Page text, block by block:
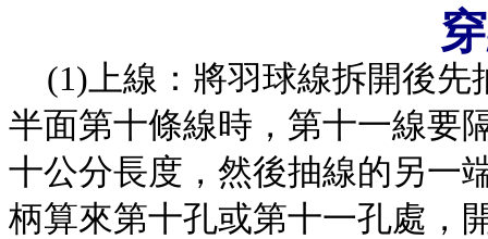
(1)上線：將羽球線拆開後
半面第十條線時，第十一線要
十公分長度，然後抽線的另一
柄算來第十孔或第十一孔處，